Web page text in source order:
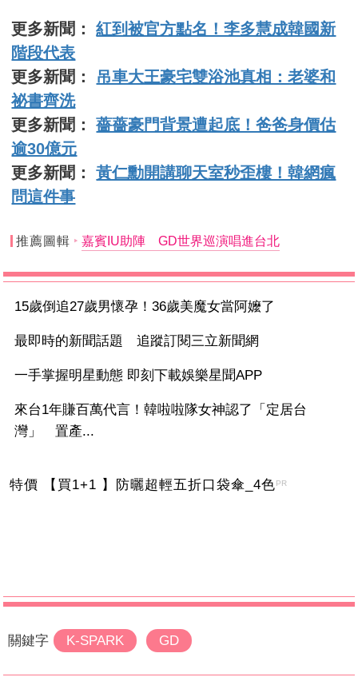
更多新聞：紅到被官方點名！李多慧成韓國新
階段代表
更多新聞： 吊車大王豪宅雙浴池真相：老婆和
祕書齊洗
更多新聞：薔薔豪門背景遭起底！爸爸身價估
逾30億元
更多新聞：黃仁勳開講聊天室秒歪樓！韓網瘋
問這件事
推薦圖輯 嘉賓IU助陣 GD世界巡演唱進台北
15歲倒追27歲男懷孕！36歲美魔女當阿嬤了
最即時的新聞話題 追蹤訂閱三立新聞網
一手掌握明星動態 即刻下載娛樂星聞APP
來台1年賺百萬代言！韓啦啦隊女神認了「定居台
灣」 置產...
特價 【買1+1 】防曬超輕五折口袋傘_4色PR
關鍵字 K-SPARK GD